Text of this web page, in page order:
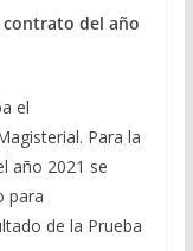
contrato del año
el
Para la
año 2021 se
para
de la Prueba